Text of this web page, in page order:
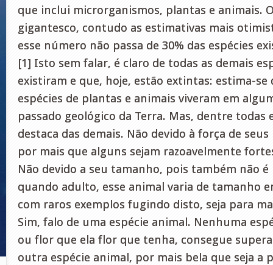
que inclui microrganismos, plantas e animais.
gigantesco, contudo as estimativas mais
esse número não passa de 30% das espécies
[1] Isto sem falar, é claro de todas as demais
existiram e que, hoje, estão extintas: estima-se
espécies de plantas e animais viveram em
passado geológico da Terra. Mas, dentre todas
destaca das demais. Não devido à força de
por mais que alguns sejam razoavelmente
Não devido a seu tamanho, pois também não é
quando adulto, esse animal varia de tamanho
com raros exemplos fugindo disto, seja para
Sim, falo de uma espécie animal. Nenhuma
ou flor que ela flor que tenha, consegue
outra espécie animal, por mais bela que seja a